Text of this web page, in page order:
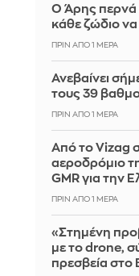
Ο Άρης περνά
κάθε ζώδιο
ΠΡΙΝ ΑΠΌ 1 ΜΈΡΑ
Ανεβαίνει
τους 39
ΠΡΙΝ ΑΠΌ 1 ΜΈΡΑ
Από το Vizag
αεροδρόμιο
GMR για την
ΠΡΙΝ ΑΠΌ 1 ΜΈΡΑ
«Στημένη
με το drone,
πρεσβεία στο